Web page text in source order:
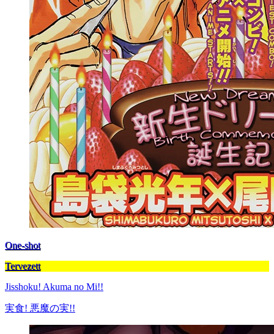
One-shot
Tervezett
Jisshoku! Akuma no Mi!!
実食! 悪魔の実!!